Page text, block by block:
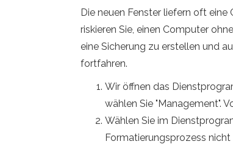
Die neuen Fenster liefern oft
riskieren Sie, einen Computer
eine Sicherung zu erstellen und
fortfahren.
Wir öffnen das
wählen Sie "Management".
Wählen Sie im
Formatierungsprozess